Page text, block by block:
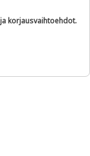
korjausvaihtoehdot.